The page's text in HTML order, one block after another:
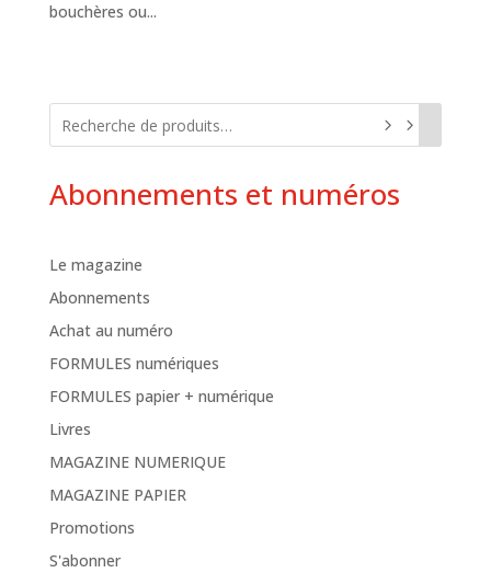
bouchères ou...
Abonnements et numéros
Le magazine
Abonnements
Achat au numéro
FORMULES numériques
FORMULES papier + numérique
Livres
MAGAZINE NUMERIQUE
MAGAZINE PAPIER
Promotions
S'abonner